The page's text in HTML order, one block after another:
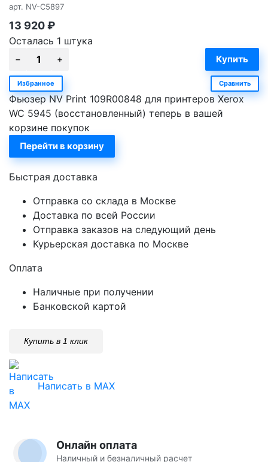
арт. NV-C5897
13 920₽
Осталась 1 штука
Избранное Сравнить
Фьюзер NV Print 109R00848 для принтеров Xerox
WC 5945 (восстановленный) теперь в вашей
корзине покупок
Перейти в корзину
Быстрая доставка
Отправка со склада в Москве
Доставка по всей России
Отправка заказов на следующий день
Курьерская доставка по Москве
Оплата
Наличные при получении
Банковской картой
Купить в 1 клик
Написать в MAX
Онлайн оплата
Наличный и безналичный расчет